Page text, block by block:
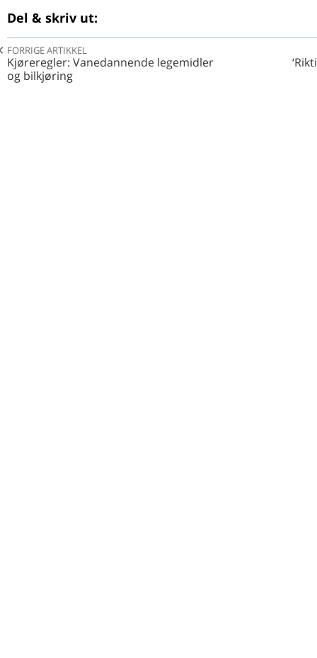
Del & skriv ut:
FORRIGE ARTIKKEL
Kjøreregler: Vanedannende legemidler
og bilkjøring